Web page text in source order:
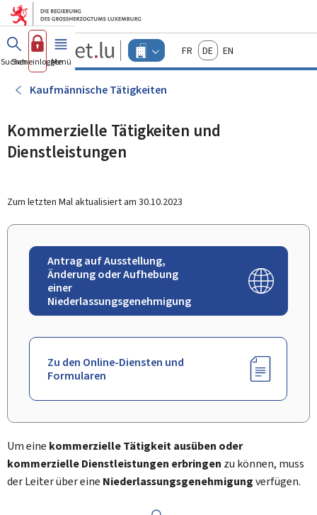
Zum Hauptmenü
Zum Inhalt
Guichet.lu
Changer
d'espace
-
Menu
actif
FrançaisDeutschEnglish
Suchen
Sich einloggen
Menü Haupt-
Kaufmännische Tätigkeiten
Kommerzielle Tätigkeiten und
Dienstleistungen
Zum letzten Mal aktualisiert am 30.10.2023
Antrag auf Ausstellung,
Änderung oder Aufhebung
einer
Niederlassungsgenehmigung
Zu den Online-Diensten und
Formularen
Um eine kommerzielle Tätigkeit ausüben oder
kommerzielle Dienstleistungen erbringen zu können, muss
der Leiter über eine Niederlassungsgenehmigungverfügen.